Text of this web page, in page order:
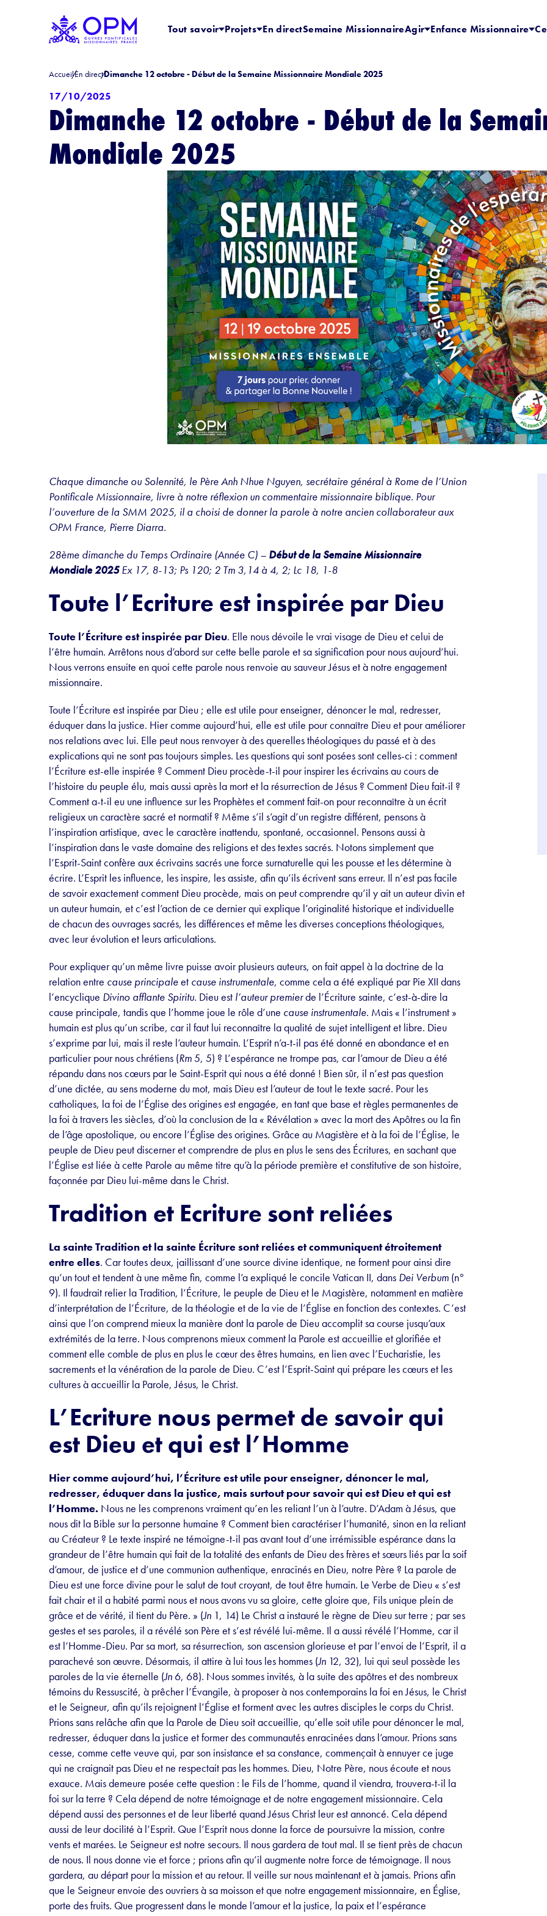
Tout savoir Projets En directSemaine MissionnaireAgir Enfance Missionnaire
AccueilEn directDimanche 12 octobre - Début de la Semaine Missionnaire Mondiale 2025
17/10/2025
Dimanche 12 octobre - Début de la
Mondiale 2025
Chaque dimanche ou Solennité, le Père Anh Nhue Nguyen, secrétaire général à Rome de l’Union
Pontificale Missionnaire, livre à notre réflexion un commentaire missionnaire biblique. Pour
l’ouverture de la SMM 2025, il a choisi de donner la parole à notre ancien collaborateur aux
OPM France, Pierre Diarra.
28ème dimanche du Temps Ordinaire (Année C) – Début de la Semaine Missionnaire
Mondiale 2025 Ex 17, 8-13; Ps 120; 2 Tm 3,14 à 4, 2; Lc 18, 1-8
Toute l’Ecriture est inspirée par Dieu
Toute l’Écriture est inspirée par Dieu. Elle nous dévoile le vrai visage de Dieu et celui de
l’être humain. Arrêtons nous d’abord sur cette belle parole et sa signification pour nous aujourd’hui.
Nous verrons ensuite en quoi cette parole nous renvoie au sauveur Jésus et à notre engagement
missionnaire.
Toute l’Écriture est inspirée par Dieu ; elle est utile pour enseigner, dénoncer le mal, redresser,
éduquer dans la justice. Hier comme aujourd’hui, elle est utile pour connaître Dieu et pour améliorer
nos relations avec lui. Elle peut nous renvoyer à des querelles théologiques du passé et à des
explications qui ne sont pas toujours simples. Les questions qui sont posées sont celles-ci : comment
l’Écriture est-elle inspirée ? Comment Dieu procède-t-il pour inspirer les écrivains au cours de
l’histoire du peuple élu, mais aussi après la mort et la résurrection de Jésus ? Comment Dieu fait-il ?
Comment a-t-il eu une influence sur les Prophètes et comment fait-on pour reconnaître à un écrit
religieux un caractère sacré et normatif ? Même s’il s’agit d’un registre différent, pensons à
l’inspiration artistique, avec le caractère inattendu, spontané, occasionnel. Pensons aussi à
l’inspiration dans le vaste domaine des religions et des textes sacrés. Notons simplement que
l’Esprit-Saint confère aux écrivains sacrés une force surnaturelle qui les pousse et les détermine à
écrire. L’Esprit les influence, les inspire, les assiste, afin qu’ils écrivent sans erreur. Il n’est pas facile
de savoir exactement comment Dieu procède, mais on peut comprendre qu’il y ait un auteur divin et
un auteur humain, et c’est l’action de ce dernier qui explique l’originalité historique et individuelle
de chacun des ouvrages sacrés, les différences et même les diverses conceptions théologiques,
avec leur évolution et leurs articulations.
Pour expliquer qu’un même livre puisse avoir plusieurs auteurs, on fait appel à la doctrine de la
relation entre cause principaleet cause instrumentale, comme cela a été expliqué par Pie XII dans
l’encyclique Divino afflante Spiritu. Dieu est l’auteur premierde l’Écriture sainte, c’est-à-dire la
cause principale, tandis que l’homme joue le rôle d’une cause instrumentale. Mais « l’instrument »
humain est plus qu’un scribe, car il faut lui reconnaître la qualité de sujet intelligent et libre. Dieu
s’exprime par lui, mais il reste l’auteur humain. L’Esprit n’a-t-il pas été donné en abondance et en
particulier pour nous chrétiens (Rm5, 5) ? L’espérance ne trompe pas, car l’amour de Dieu a été
répandu dans nos cœurs par le Saint-Esprit qui nous a été donné ! Bien sûr, il n’est pas question
d’une dictée, au sens moderne du mot, mais Dieu est l’auteur de tout le texte sacré. Pour les
catholiques, la foi de l’Église des origines est engagée, en tant que base et règles permanentes de
la foi à travers les siècles, d’où la conclusion de la « Révélation » avec la mort des Apôtres ou la fin
de l’âge apostolique, ou encore l’Église des origines. Grâce au Magistère et à la foi de l’Église, le
peuple de Dieu peut discerner et comprendre de plus en plus le sens des Écritures, en sachant que
l’Église est liée à cette Parole au même titre qu’à la période première et constitutive de son histoire,
façonnée par Dieu lui-même dans le Christ.
Tradition et Ecriture sont reliées
La sainte Tradition et la sainte Écriture sont reliées et communiquent étroitement
entre elles. Car toutes deux, jaillissant d’une source divine identique, ne forment pour ainsi dire
qu’un tout et tendent à une même fin, comme l’a expliqué le concile Vatican II, dans Dei Verbum (n°
9). Il faudrait relier la Tradition, l’Écriture, le peuple de Dieu et le Magistère, notamment en matière
d’interprétation de l’Écriture, de la théologie et de la vie de l’Église en fonction des contextes. C’est
ainsi que l’on comprend mieux la manière dont la parole de Dieu accomplit sa course jusqu’aux
extrémités de la terre. Nous comprenons mieux comment la Parole est accueillie et glorifiée et
comment elle comble de plus en plus le cœur des êtres humains, en lien avec l’Eucharistie, les
sacrements et la vénération de la parole de Dieu. C’est l’Esprit-Saint qui prépare les cœurs et les
cultures à accueillir la Parole, Jésus, le Christ.
L’Ecriture nous permet de savoir qui
est Dieu et qui est l’Homme
Hier comme aujourd’hui, l’Écriture est utile pour enseigner, dénoncer le mal,
redresser, éduquer dans la justice, mais surtout pour savoir qui est Dieu et qui est
l’Homme. Nous ne les comprenons vraiment qu’en les reliant l’un à l’autre. D’Adam à Jésus, que
nous dit la Bible sur la personne humaine ? Comment bien caractériser l’humanité, sinon en la reliant
au Créateur ? Le texte inspiré ne témoigne-t-il pas avant tout d’une irrémissible espérance dans la
grandeur de l’être humain qui fait de la totalité des enfants de Dieu des frères et sœurs liés par la soif
d’amour, de justice et d’une communion authentique, enracinés en Dieu, notre Père ? La parole de
Dieu est une force divine pour le salut de tout croyant, de tout être humain. Le Verbe de Dieu « s’est
fait chair et il a habité parmi nous et nous avons vu sa gloire, cette gloire que, Fils unique plein de
grâce et de vérité, il tient du Père. » (Jn 1, 14) Le Christ a instauré le règne de Dieu sur terre ; par ses
gestes et ses paroles, il a révélé son Père et s’est révélé lui-même. Il a aussi révélé l’Homme, car il
est l’Homme-Dieu. Par sa mort, sa résurrection, son ascension glorieuse et par l’envoi de l’Esprit, il a
parachevé son œuvre. Désormais, il attire à lui tous les hommes (Jn 12, 32), lui qui seul possède les
paroles de la vie éternelle (Jn 6, 68). Nous sommes invités, à la suite des apôtres et des nombreux
témoins du Ressuscité, à prêcher l’Évangile, à proposer à nos contemporains la foi en Jésus, le Christ
et le Seigneur, afin qu’ils rejoignent l’Église et forment avec les autres disciples le corps du Christ.
Prions sans relâche afin que la Parole de Dieu soit accueillie, qu’elle soit utile pour dénoncer le mal,
redresser, éduquer dans la justice et former des communautés enracinées dans l’amour. Prions sans
cesse, comme cette veuve qui, par son insistance et sa constance, commençait à ennuyer ce juge
qui ne craignait pas Dieu et ne respectait pas les hommes. Dieu, Notre Père, nous écoute et nous
exauce. Mais demeure posée cette question : le Fils de l’homme, quand il viendra, trouvera-t-il la
foi sur la terre ? Cela dépend de notre témoignage et de notre engagement missionnaire. Cela
dépend aussi des personnes et de leur liberté quand Jésus Christ leur est annoncé. Cela dépend
aussi de leur docilité à l’Esprit. Que l’Esprit nous donne la force de poursuivre la mission, contre
vents et marées. Le Seigneur est notre secours. Il nous gardera de tout mal. Il se tient près de chacun
de nous. Il nous donne vie et force ; prions afin qu’il augmente notre force de témoignage. Il nous
gardera, au départ pour la mission et au retour. Il veille sur nous maintenant et à jamais. Prions afin
que le Seigneur envoie des ouvriers à sa moisson et que notre engagement missionnaire, en Église,
porte des fruits. Que progressent dans le monde l’amour et la justice, la paix et l’espérance